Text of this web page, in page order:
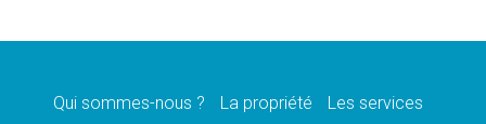
07.08.2026
07.08.2026
Qui sommes-nous ? La propriété Les services